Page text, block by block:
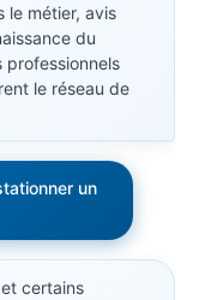
le métier, avis
du
professionnels
le réseau de
un
certains